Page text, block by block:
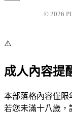
© 2026
⚠️
成人內容提
本部落格內容僅限
若您未滿十八歲，